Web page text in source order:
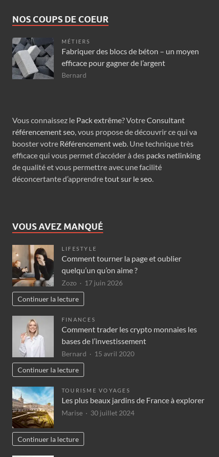
NOS COUPS DE COEUR
MÉTIERS
Fabriquer des blocs de béton – un moyen
efficace pour gagner de l’argent
Bernard
Vous connaissez le Pack extrême? VotreConsultant
référencement seo, vous propose de découvrir ce qui va
booster votre Référencement web. Une technique très
efficace qui vous permet d’accéder à des packs netlinking
de qualité et vous permettre avec une facilité
déconcertante d’apprendretout sur le seo.
VOUS AVEZ MANQUÉ
LIFESTYLE
Comment tourner la page et oublier
quelqu’un qu’on aime ?
Zozo
17 juin 2026
Continuer la lecture
FINANCES
Comment trader les crypto monnaies les
bases de l’investissement
Bernard
15 avril 2020
Continuer la lecture
TOURISME VOYAGES
Les plus beaux jardins de France à explorer
Marise 30 juillet 2024
Continuer la lecture